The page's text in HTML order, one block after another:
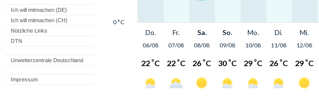
Ich will mitmachen (DE)
Ich will mitmachen (CH)
Nützliche Links
DTN
Unwetterzentrale Deutschland
Impressum